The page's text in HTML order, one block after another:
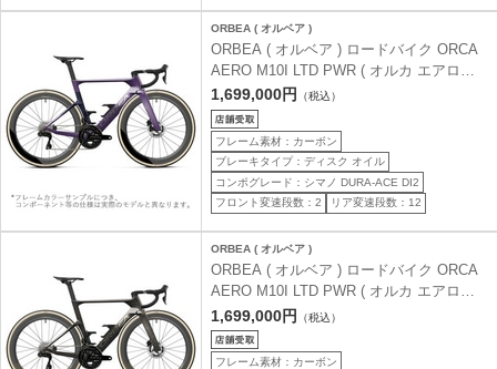
ORBEA ( オルベア )
ORBEA ( オルベア ) ロードバイク ORCA
AERO M10I LTD PWR ( オルカ エアロ
M10I LTD PWR ) ロイヤルプラム ( マット
) / ファンタジーパープルカーボンビュー (
グロス ) 47 ( 身長目安160cm前後 )
1,699,000円 （税込）
フレーム素材：カーボン
ブレーキタイプ：ディスク オイル
コンポグレード：シマノ DURA-ACE DI2
フロント変速段数：2
リア変速段数：12
ORBEA ( オルベア )
ORBEA ( オルベア ) ロードバイク ORCA
AERO M10I LTD PWR ( オルカ エアロ
M10I LTD PWR ) マジックゴールドカーボ
ンビュー / チタニウム ( グロス ) 47 ( 身長
目安160cm前後 )
1,699,000円 （税込）
フレーム素材：カーボン